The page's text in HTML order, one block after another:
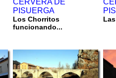
PISUERGA
Los Chorritos
funcionando...